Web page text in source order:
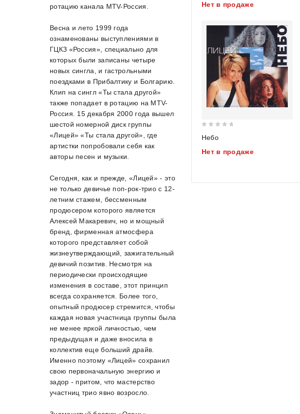
5
Нет в продаже
of
Небо
Нет в продаже
ротацию канала MTV-Россия.
Весна и лето 1999 года
ознаменованы выступлениями в
ГЦКЗ «Россия», специально для
которых были записаны четыре
новых сингла, и гастрольными
поездками в Прибалтику и Болгарию.
Клип на сингл «Ты стала другой»
также попадает в ротацию на MTV-
Россия. 15 декабря 2000 года вышел
шестой номерной диск группы
«Лицей» «Ты стала другой», где
артистки попробовали себя как
авторы песен и музыки.
Сегодня, как и прежде, «Лицей» - это
не только девичье поп-рок-трио с 12-
летним стажем, бессменным
продюсером которого является
Алексей Макаревич, но и мощный
бренд, фирменная атмосфера
которого представляет собой
жизнеутверждающий, зажигательный
девичий позитив. Несмотря на
периодически происходящие
изменения в составе, этот принцип
всегда сохраняется. Более того,
опытный продюсер стремится, чтобы
каждая новая участница группы была
не менее яркой личностью, чем
предыдущая и даже вносила в
коллектив еще больший драйв.
Именно поэтому «Лицей» сохранил
свою первоначальную энергию и
задор - притом, что мастерство
участниц трио явно возросло.